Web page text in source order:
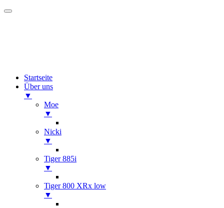
Startseite
Über uns
▼
Moe
▼
Nicki
▼
Tiger 885i
▼
Tiger 800 XRx low
▼